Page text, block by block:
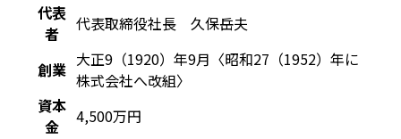
代表
者
代表取締役社長 久保岳夫
創業 大正9（1920）年9月〈昭和27（1952）年に
株式会社へ改組〉
資本
金
4,500万円